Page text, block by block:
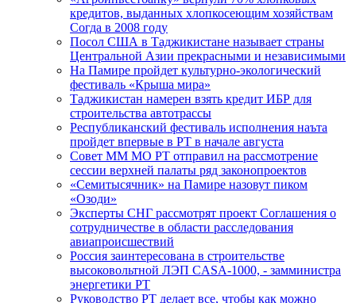
кредитов, выданных хлопкосеющим хозяйствам
Согда в 2008 году
Посол США в Таджикистане называет страны
Центральной Азии прекрасными и независимыми
На Памире пройдет культурно-экологический
фестиваль «Крыша мира»
Таджикистан намерен взять кредит ИБР для
строительства автотрассы
Республиканский фестиваль исполнения наъта
пройдет впервые в РТ в начале августа
Совет ММ МО РТ отправил на рассмотрение
сессии верхней палаты ряд законопроектов
«Семитысячник» на Памире назовут пиком
«Озоди»
Эксперты СНГ рассмотрят проект Соглашения о
сотрудничестве в области расследования
авиапроисшествий
Россия заинтересована в строительстве
высоковольтной ЛЭП CASA-1000, - замминистра
энергетики РТ
Руководство РТ делает все, чтобы как можно